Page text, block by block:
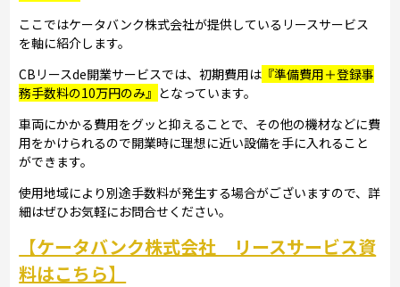
ここではケータバンク株式会社が提供しているリースサービス
を軸に紹介します。
CBリースde開業サービスでは、初期費用は 『準備費用＋登録事
務手数料の10万円のみ』 となっています。
車両にかかる費用をグッと抑えることで、その他の機材などに費
用をかけられるので開業時に理想に近い設備を手に入れること
ができます。
使用地域により別途手数料が発生する場合がございますので、詳
細はぜひお気軽にお問合せください。
【ケータバンク株式会社 リースサービス資
料はこちら】